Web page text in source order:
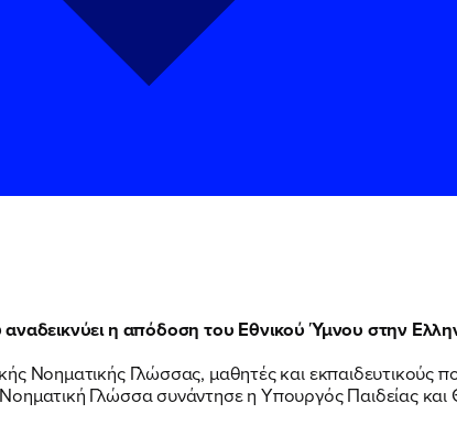
η απόδοση του Εθνικού Ύμνου στην
Νοηματικής Γλώσσας, μαθητές και εκπαιδευτικούς
Γλώσσα συνάντησε η Υπουργός Παιδείας
Δεδομένωνκαι τους τουςΌρους Χρήσηςτου
Βουλευτού Νίκης Κεραμέως
Δεδομένωνκαι τους τουςΌρους Χρήσηςτου
Βουλευτού Νίκης Κεραμέως